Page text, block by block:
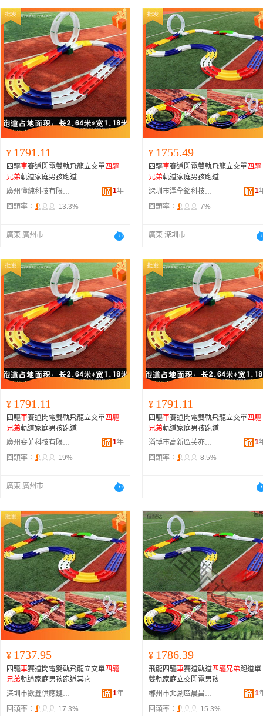
¥ 1791.11
四驅車賽道閃電雙軌飛龍立交單四驅
兄弟軌道家庭男孩跑道
廣州懂純科技有限公司
1年
回頭率：
13.3%
廣東 廣州市
¥ 1755.49
四驅車賽道閃電雙軌飛龍立交單四驅
兄弟軌道家庭男孩跑道
深圳市澤全銘科技有限公司
1
回頭率：
7%
廣東 深圳市
¥ 1791.11
四驅車賽道閃電雙軌飛龍立交單四驅
兄弟軌道家庭男孩跑道
廣州斐菲科技有限公司
1年
回頭率：
19%
廣東 廣州市
¥ 1791.11
四驅車賽道閃電雙軌飛龍立交單四驅
兄弟軌道家庭男孩跑道
淄博市高新區芙亦舟百貨商行
1
回頭率：
8.5%
¥ 1737.95
四驅車賽道閃電雙軌飛龍立交單四驅
兄弟軌道家庭男孩跑道其它
深圳市歡鑫供應鏈有限公司
1年
回頭率：
17.3%
¥ 1786.39
飛龍四驅車賽道軌道四驅兄弟跑道單
雙軌家庭立交閃電男孩
郴州市北湖區晨昌貿易商行
1
回頭率：
15.3%